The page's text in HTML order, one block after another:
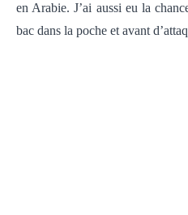
en Arabie.J’ai aussi eu la
bac dans la poche et avant